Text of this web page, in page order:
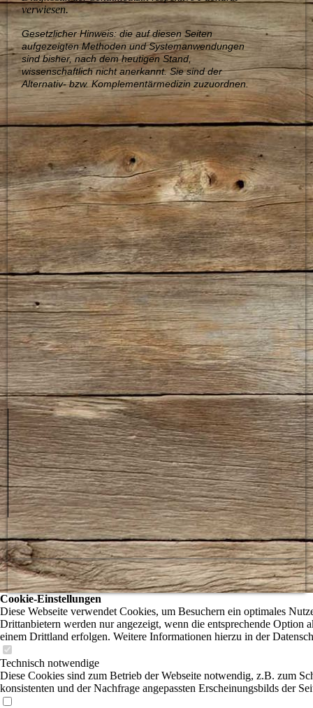
verwiesen.
Gesetzlicher Hinweis: die auf diesen Seiten
aufgezeigten Methoden und Systemanwendungen
sind bisher, nach dem heutigen Stand,
wissenschaftlich nicht anerkannt. Sie sind der
Alternativ- bzw. Komplementärmedizin zuzuordnen.
Cookie-Einstellungen
Diese Webseite verwendet Cookies, um Besuchern ein optimales
Drittanbietern werden nur angezeigt, wenn die entsprechende Option
einem Drittland erfolgen. Weitere Informationen hierzu in der
Technisch notwendige
Diese Cookies sind zum Betrieb der Webseite notwendig, z.B. zum
konsistenten und der Nachfrage angepassten Erscheinungsbilds der